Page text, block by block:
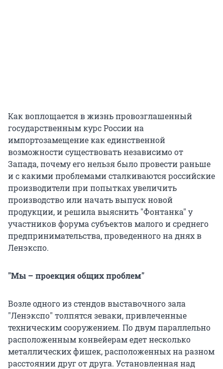
Как воплощается в жизнь провозглашенный
государственным курс России на
импортозамещение как единственной
возможности существовать независимо от
Запада, почему его нельзя было провести раньше
и с какими проблемами сталкиваются российские
производители при попытках увеличить
производство или начать выпуск новой
продукции, и решила выяснить "Фонтанка" у
участников форума субъектов малого и среднего
предпринимательства, проведенного на днях в
Ленэкспо.
"Мы – проекция общих проблем"
Возле одного из стендов выставочного зала
"Ленэкспо" толпятся зеваки, привлеченные
техническим сооружением. По двум параллельно
расположенным конвейерам едет несколько
металлических фишек, расположенных на разном
расстоянии друг от друга. Установленная над